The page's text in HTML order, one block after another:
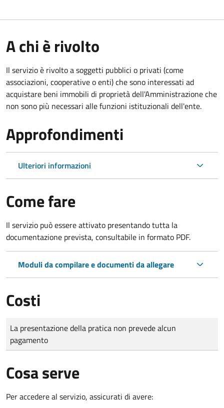
A chi è rivolto
Il servizio è rivolto a soggetti pubblici o privati (come
associazioni, cooperative o enti) che sono interessati ad
acquistare beni immobili di proprietà dell'Amministrazione che
non sono più necessari alle funzioni istituzionali dell'ente.
Approfondimenti
Ulteriori informazioni
Come fare
Il servizio può essere attivato presentando tutta la
documentazione prevista, consultabile in formato PDF.
Moduli da compilare e documenti da allegare
Costi
Tipo di pagamento
Importo
La presentazione della pratica non prevede alcun
pagamento
Cosa serve
Per accedere al servizio, assicurati di avere: